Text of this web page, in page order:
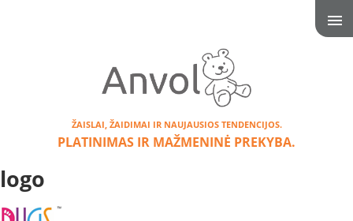
ŽAISLAI, ŽAIDIMAI IR NAUJAUSIOS TENDENCIJOS.
PLATINIMAS IR MAŽMENINĖ PREKYBA.
logo